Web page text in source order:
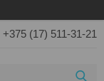
+375 (17) 511-31-21